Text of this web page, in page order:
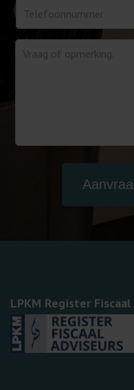
LPKM Register